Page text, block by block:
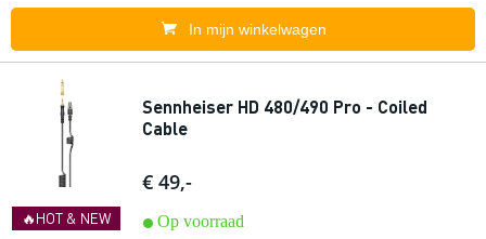
In mijn winkelwagen
🔥HOT & NEW
Sennheiser HD 480/490 Pro - Coiled
Cable
€ 49,-
Op voorraad